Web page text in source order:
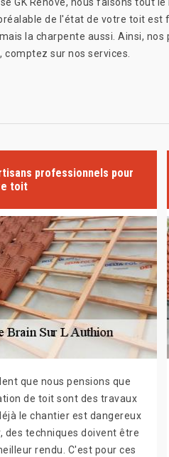
GK Rénové, nous faisons tout
de l'état de votre toit
la charpente aussi. Ainsi,
comptez sur nos services.
professionnels pour
toit
que nous pensions que
de toit sont des travaux
le chantier est dangereux
des techniques doivent être
rendu. C'est pour ces